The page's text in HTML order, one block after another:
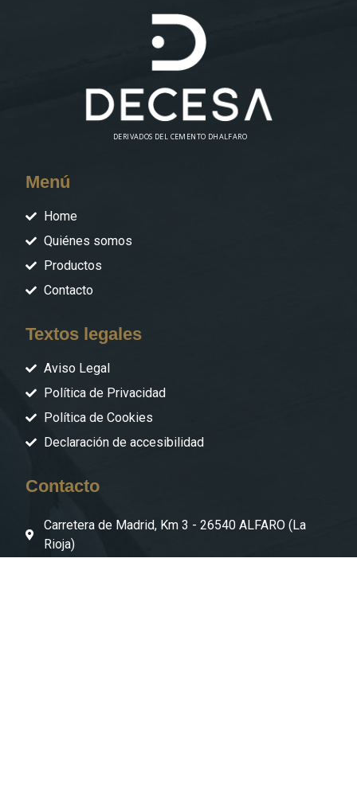
DERIVADOS DEL CEMENTO DHALFARO
Menú
Home
Quiénes somos
Productos
Contacto
Textos legales
Aviso Legal
Política de Privacidad
Política de Cookies
Declaración de accesibilidad
Contacto
Carretera de Madrid, Km 3 - 26540 ALFARO (La
Rioja)